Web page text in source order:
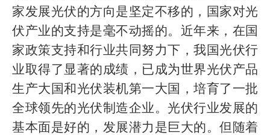
家发展光伏的方向是坚定不移的，国家对光
伏产业的支持是毫不动摇的。近年来，在国
家政策支持和行业共同努力下，我国光伏行
业取得了显著的成绩，已成为世界光伏产品
生产大国和光伏装机第一大国，培育了一批
全球领先的光伏制造企业。光伏行业发展的
基本面是好的，发展潜力是巨大的。但随着